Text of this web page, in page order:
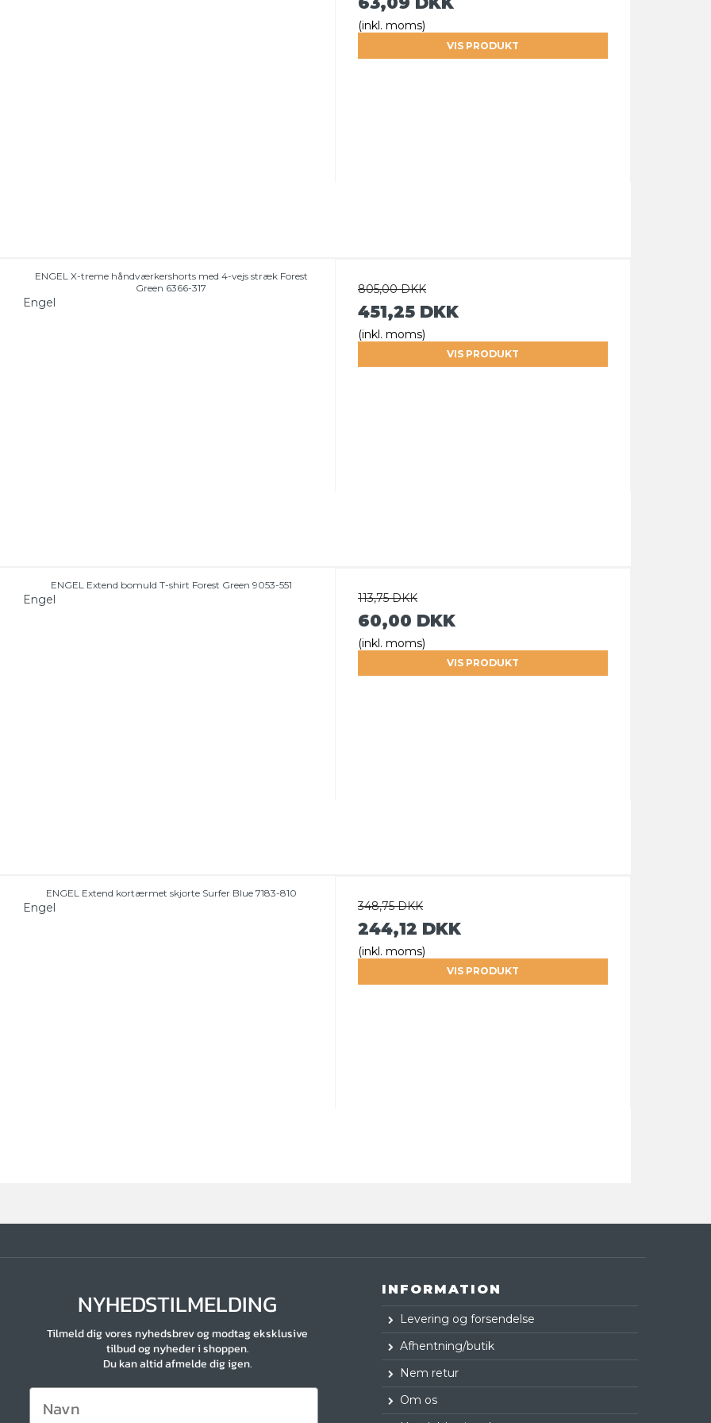
(inkl. moms)
VIS PRODUKT
ENGEL X-treme håndværkershorts med 4-vejs stræk Forest
Green 6366-317
Engel
805,00 DKK
451,25 DKK
(inkl. moms)
VIS PRODUKT
ENGEL Extend bomuld T-shirt Forest Green 9053-551
Engel 113,75 DKK
60,00 DKK
(inkl. moms)
VIS PRODUKT
ENGEL Extend kortærmet skjorte Surfer Blue 7183-810
Engel 348,75 DKK
244,12 DKK
(inkl. moms)
VIS PRODUKT
NYHEDSTILMELDING
Tilmeld dig vores nyhedsbrev og modtag eksklusive
tilbud og nyheder i shoppen.
Du kan altid afmelde dig igen.
INFORMATION
Levering og forsendelse
Afhentning/butik
Nem retur
Om os